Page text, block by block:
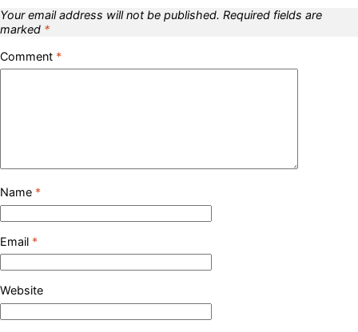
Your email address will not be published. Required fields are
marked *
Comment *
Name *
Email *
Website